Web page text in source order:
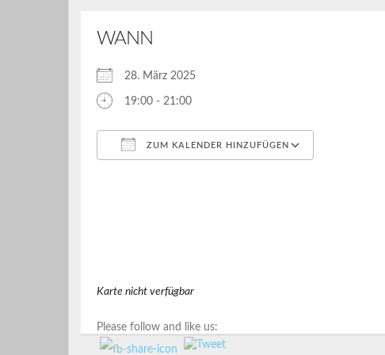
WANN
28. März 2025
19:00 - 21:00
ZUM KALENDER HINZUFÜGEN
Karte nicht verfügbar
Please follow and like us: